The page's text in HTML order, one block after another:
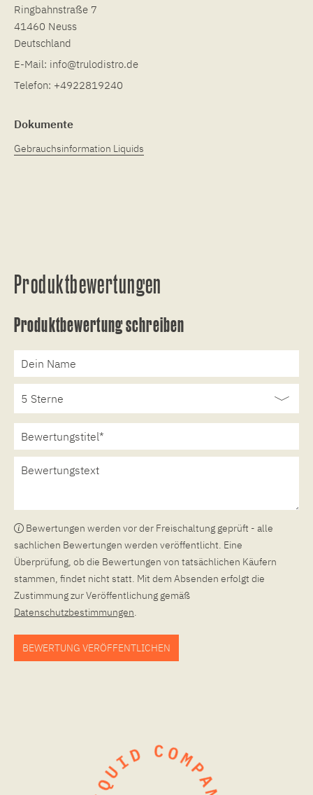
Ringbahnstraße 7
41460 Neuss
Deutschland
E-Mail: info@trulodistro.de
Telefon: +4922819240
Dokumente
Gebrauchsinformation Liquids
Produktbewertungen
Produktbewertung schreiben
Bewertungen werden vor der Freischaltung geprüft - alle
sachlichen Bewertungen werden veröffentlicht. Eine
Überprüfung, ob die Bewertungen von tatsächlichen Käufern
stammen, findet nicht statt. Mit dem Absenden erfolgt die
Zustimmung zur Veröffentlichung gemäß
Datenschutzbestimmungen.
BEWERTUNG VERÖFFENTLICHEN